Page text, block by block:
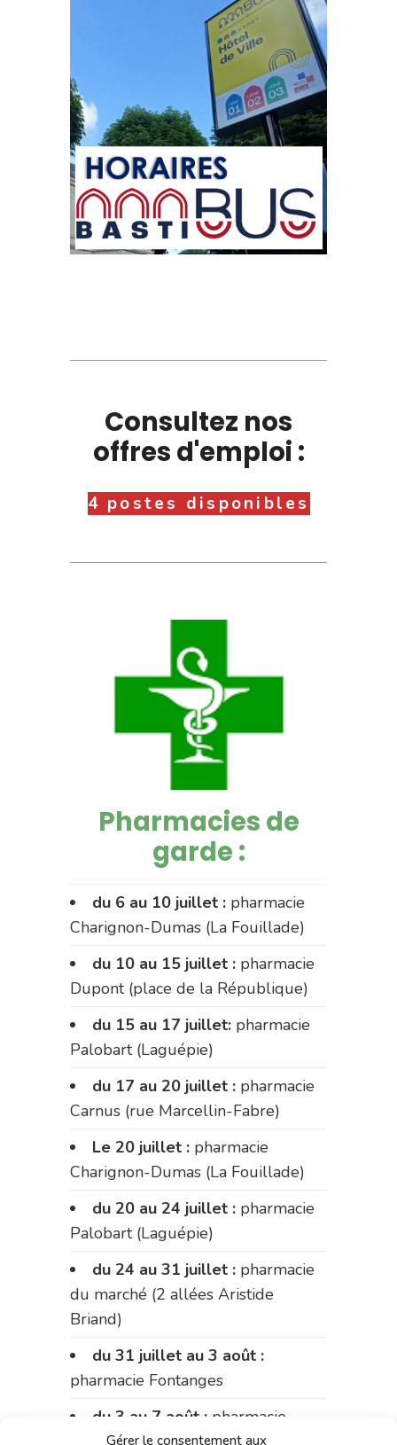
Gérer le consentement aux
Consultez nos
offres d'emploi :
4 postes disponibles
Pharmacies de
garde :
du 6 au 10 juillet : pharmacie
Charignon-Dumas (La Fouillade)
du 10 au 15 juillet : pharmacie
Dupont (place de la République)
du 15 au 17 juillet: pharmacie
Palobart (Laguépie)
du 17 au 20 juillet : pharmacie
Carnus (rue Marcellin-Fabre)
Le 20 juillet : pharmacie
Charignon-Dumas (La Fouillade)
du 20 au 24 juillet : pharmacie
Palobart (Laguépie)
du 24 au 31 juillet : pharmacie
du marché (2 allées Aristide
Briand)
du 31 juillet au 3 août :
pharmacie Fontanges
du 3 au 7 août : pharmacie